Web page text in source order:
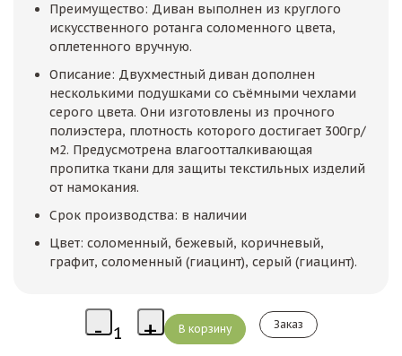
Преимущество: Диван выполнен из круглого
искусственного ротанга соломенного цвета,
оплетенного вручную.
Описание: Двухместный диван дополнен
несколькими подушками со съёмными чехлами
серого цвета. Они изготовлены из прочного
полиэстера, плотность которого достигает 300гр/
м2. Предусмотрена влагоотталкивающая
пропитка ткани для защиты текстильных изделий
от намокания.
Срок производства: в наличии
Цвет: соломенный, бежевый, коричневый,
графит, соломенный (гиацинт), серый (гиацинт).
Заказ